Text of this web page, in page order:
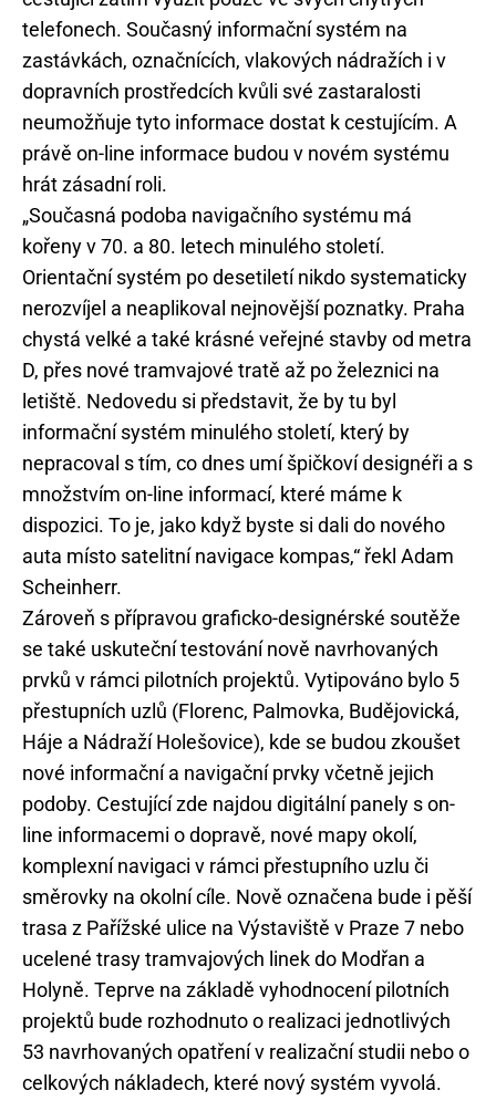
telefonech. Současný informační systém na
zastávkách, označnících, vlakových nádražích i v
dopravních prostředcích kvůli své zastaralosti
neumožňuje tyto informace dostat k cestujícím. A
právě on-line informace budou v novém systému
hrát zásadní roli.
„Současná podoba navigačního systému má
kořeny v 70. a 80. letech minulého století.
Orientační systém po desetiletí nikdo systematicky
nerozvíjel a neaplikoval nejnovější poznatky. Praha
chystá velké a také krásné veřejné stavby od metra
D, přes nové tramvajové tratě až po železnici na
letiště. Nedovedu si představit, že by tu byl
informační systém minulého století, který by
nepracoval s tím, co dnes umí špičkoví designéři a s
množstvím on-line informací, které máme k
dispozici. To je, jako když byste si dali do nového
auta místo satelitní navigace kompas,“ řekl Adam
Scheinherr.
Zároveň s přípravou graficko-designérské soutěže
se také uskuteční testování nově navrhovaných
prvků v rámci pilotních projektů. Vytipováno bylo 5
přestupních uzlů (Florenc, Palmovka, Budějovická,
Háje a Nádraží Holešovice), kde se budou zkoušet
nové informační a navigační prvky včetně jejich
podoby. Cestující zde najdou digitální panely s on-
line informacemi o dopravě, nové mapy okolí,
komplexní navigaci v rámci přestupního uzlu či
směrovky na okolní cíle. Nově označena bude i pěší
trasa z Pařížské ulice na Výstaviště v Praze 7 nebo
ucelené trasy tramvajových linek do Modřan a
Holyně. Teprve na základě vyhodnocení pilotních
projektů bude rozhodnuto o realizaci jednotlivých
53 navrhovaných opatření v realizační studii nebo o
celkových nákladech, které nový systém vyvolá.